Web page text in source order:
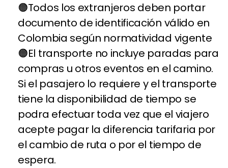
Todos los extranjeros deben portar
documento de identificación válido en
Colombia según normatividad vigente
El transporte no incluye paradas para
compras u otros eventos en el camino.
Si el pasajero lo requiere y el transporte
tiene la disponibilidad de tiempo se
podra efectuar toda vez que el viajero
acepte pagar la diferencia tarifaria por
el cambio de ruta o por el tiempo de
espera.